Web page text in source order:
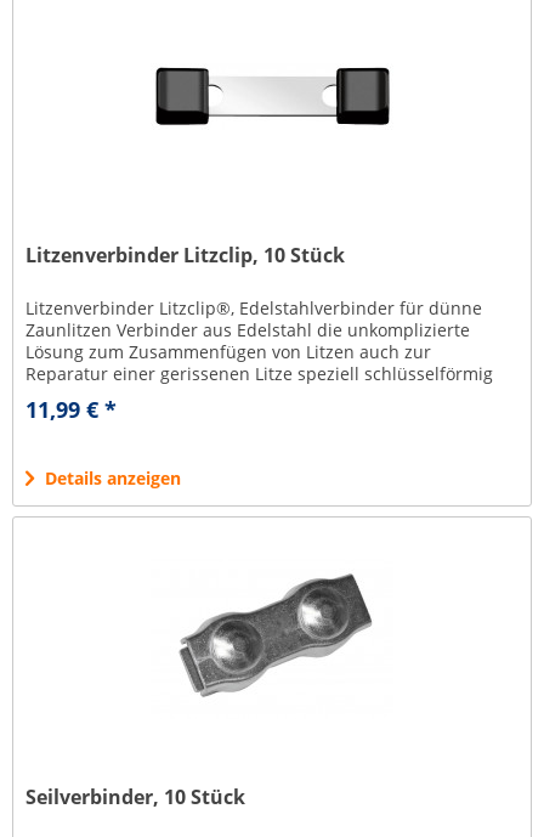
Litzenverbinder Litzclip, 10 Stück
Litzenverbinder Litzclip®, Edelstahlverbinder für dünne
Zaunlitzen Verbinder aus Edelstahl die unkomplizierte
Lösung zum Zusammenfügen von Litzen auch zur
Reparatur einer gerissenen Litze speziell schlüsselförmig
11,99 € *
Details anzeigen
Seilverbinder, 10 Stück